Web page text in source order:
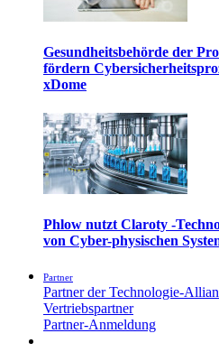
Gesundheitsbehörde der
fördern
xDome
Phlow nutzt Claroty -
von Cyber-physischen
Partner
Partner der Technologie-
Vertriebspartner
Partner-Anmeldung